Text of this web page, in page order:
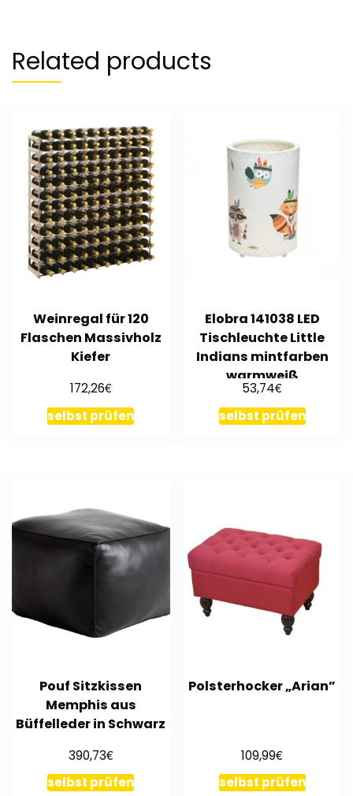
Related products
Weinregal für 120
Flaschen Massivholz
Kiefer
172,26€
selbst prüfen
Elobra 141038 LED
Tischleuchte Little
Indians mintfarben
warmweiß
53,74€
selbst prüfen
Pouf Sitzkissen
Memphis aus
Büffelleder in Schwarz
390,73€
selbst prüfen
Polsterhocker „Arian”
109,99€
selbst prüfen